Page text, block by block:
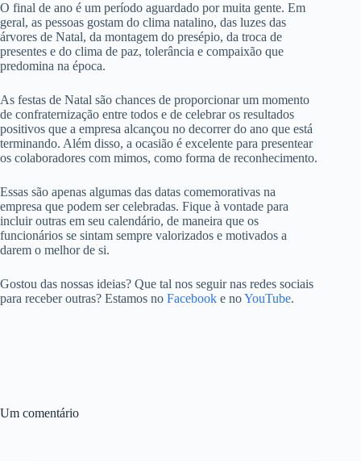
O final de ano é um período aguardado por muita gente. Em
geral, as pessoas gostam do clima natalino, das luzes das
árvores de Natal, da montagem do presépio, da troca de
presentes e do clima de paz, tolerância e compaixão que
predomina na época.
As festas de Natal são chances de proporcionar um momento
de confraternização entre todos e de celebrar os resultados
positivos que a empresa alcançou no decorrer do ano que está
terminando. Além disso, a ocasião é excelente para presentear
os colaboradores com mimos, como forma de reconhecimento.
Essas são apenas algumas das datas comemorativas na
empresa que podem ser celebradas. Fique à vontade para
incluir outras em seu calendário, de maneira que os
funcionários se sintam sempre valorizados e motivados a
darem o melhor de si.
Gostou das nossas ideias? Que tal nos seguir nas redes sociais
para receber outras? Estamos no Facebook e noYouTube.
Um comentário